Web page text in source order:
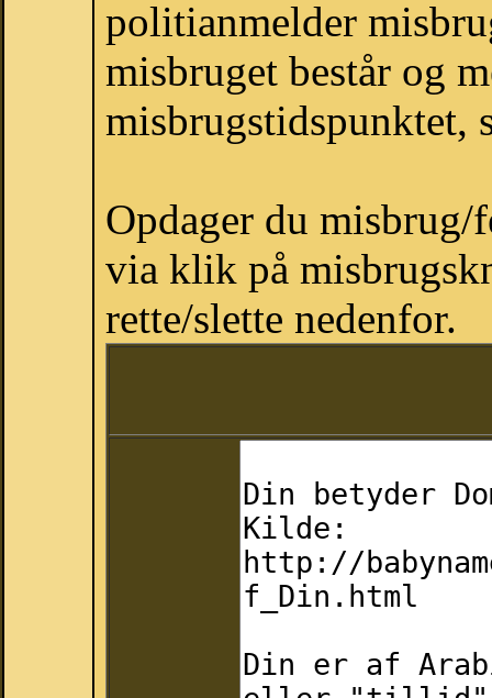
politianmelder
misbruget består og
misbrugstidspunktet,
Opdager du misbrug/
via klik på
rette/slette nedenfor.